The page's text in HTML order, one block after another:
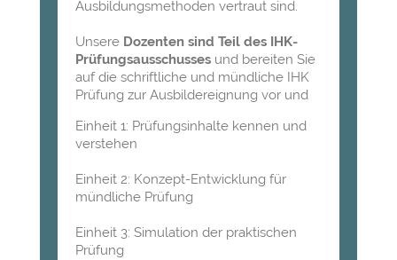
Ausbildungsmethoden vertraut sind.
Unsere Dozenten sind Teil des IHK-
Prüfungsausschusses und bereiten Sie
auf die schriftliche und mündliche IHK
Prüfung zur Ausbildereignung vor und
Einheit 1: Prüfungsinhalte kennen und
verstehen
Einheit 2: Konzept-Entwicklung für
mündliche Prüfung
Einheit 3: Simulation der praktischen
Prüfung